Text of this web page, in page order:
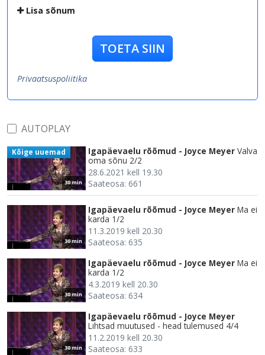
Lisa sõnum
TOETA SIIN
Privaatsuspoliitika
AUTOPLAY
30 min
Kõige uuemad Igapäevaelu rõõmud - Joyce Meyer Valva
oma sõnu 2/2
28.6.2021 kell 19.30
Saateosa: 661
30 min
Igapäevaelu rõõmud - Joyce Meyer Ma ei
karda 1/2
11.3.2019 kell 20.30
Saateosa: 635
30 min
Igapäevaelu rõõmud - Joyce Meyer Ma ei
karda 1/2
4.3.2019 kell 20.30
Saateosa: 634
30 min
Igapäevaelu rõõmud - Joyce Meyer
Lihtsad muutused - head tulemused 4/4
11.2.2019 kell 20.30
Saateosa: 633